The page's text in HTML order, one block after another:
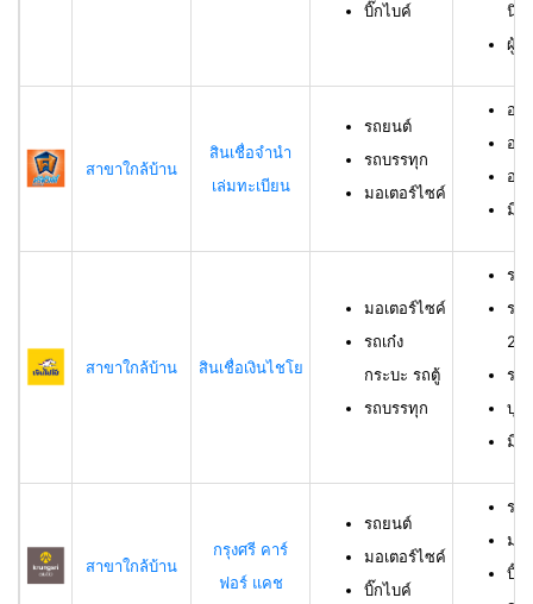
บิ๊กไบค์
นิติ
ผู้กู้
สาขาใกล้บ้าน
สินเชื่อจำนำ
เล่มทะเบียน
รถยนต์
รถบรรทุก
มอเตอร์ไซค์
อา
อา
อา
มีชื่
สาขาใกล้บ้าน สินเชื่อเงินไชโย
มอเตอร์ไซค์
รถเก๋ง
กระบะ รถตู้
รถบรรทุก
รถ
รถ
23
รถ
บุค
มีร
สาขาใกล้บ้าน
กรุงศรี คาร์
ฟอร์ แคช
รถยนต์
มอเตอร์ไซค์
บิ๊กไบค์
รถ
มอ
บิ๊ก